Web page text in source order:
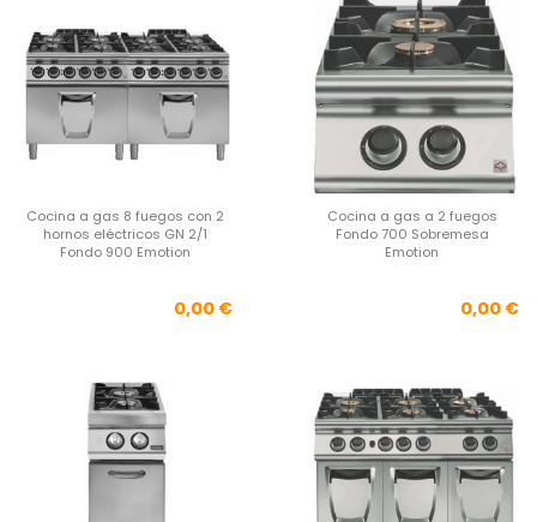
Cocina a gas 8 fuegos con 2
hornos eléctricos GN 2/1
Fondo 900 Emotion
Precio
0,00 €
Cocina a gas a 2 fuegos
Fondo 700 Sobremesa
Emotion
0,00 €